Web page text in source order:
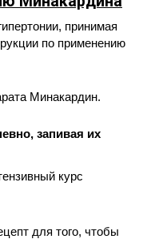
принимая
по применению
запивая их
курс
для того, чтобы